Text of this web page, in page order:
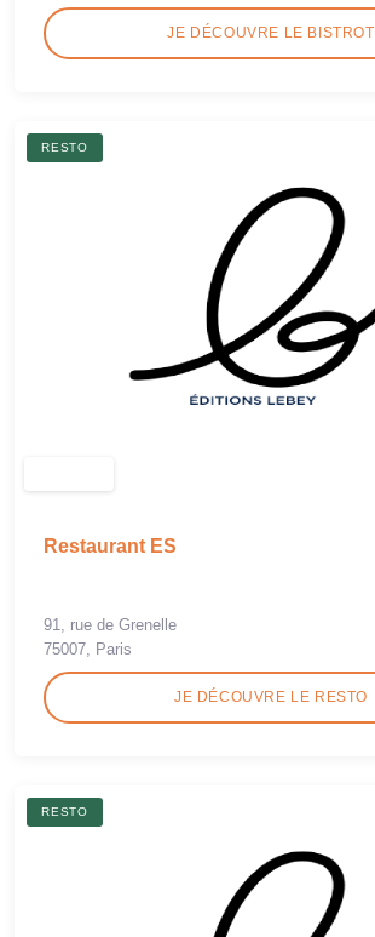
JE DÉCOUVRE LE BISTROT
RESTO
Restaurant ES
91, rue de Grenelle
75007, Paris
JE DÉCOUVRE LE RESTO
RESTO